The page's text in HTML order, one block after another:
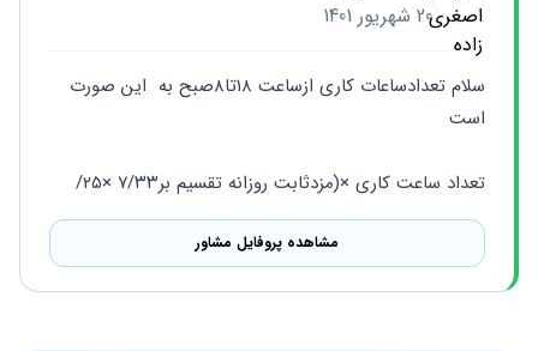
20 شهریور 1401
است
تعداد ساعت کاری ×(مزدثابت روزانه تقسيم بر۷/۳۳ ×۲۵/
مشاهده پروفایل مشاور